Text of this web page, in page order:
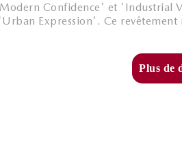
Confidence' et 'Industrial
Expression'. Ce revêtement
Plus de